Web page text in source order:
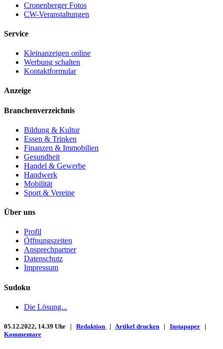
Cronenberger Fotos
CW-Veranstaltungen
Service
Kleinanzeigen online
Werbung schalten
Kontaktformular
Anzeige
Branchenverzeichnis
Bildung & Kultur
Essen & Trinken
Finanzen & Immobilien
Gesundheit
Handel & Gewerbe
Handwerk
Mobilität
Sport & Vereine
Über uns
Profil
Öffnungszeiten
Ansprechpartner
Datenschutz
Impressum
Sudoku
Die Lösung...
05.12.2022, 14.39 Uhr | Redaktion | Artikel drucken | Instapaper |
Kommentare